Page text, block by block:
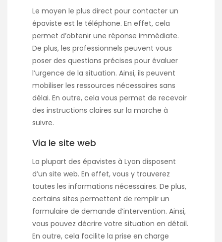
Le moyen le plus direct pour contacter un
épaviste est le téléphone. En effet, cela
permet d’obtenir une réponse immédiate.
De plus, les professionnels peuvent vous
poser des questions précises pour évaluer
l’urgence de la situation. Ainsi, ils peuvent
mobiliser les ressources nécessaires sans
délai. En outre, cela vous permet de recevoir
des instructions claires sur la marche à
suivre.
Via le site web
La plupart des épavistes à Lyon disposent
d’un site web. En effet, vous y trouverez
toutes les informations nécessaires. De plus,
certains sites permettent de remplir un
formulaire de demande d’intervention. Ainsi,
vous pouvez décrire votre situation en détail.
En outre, cela facilite la prise en charge